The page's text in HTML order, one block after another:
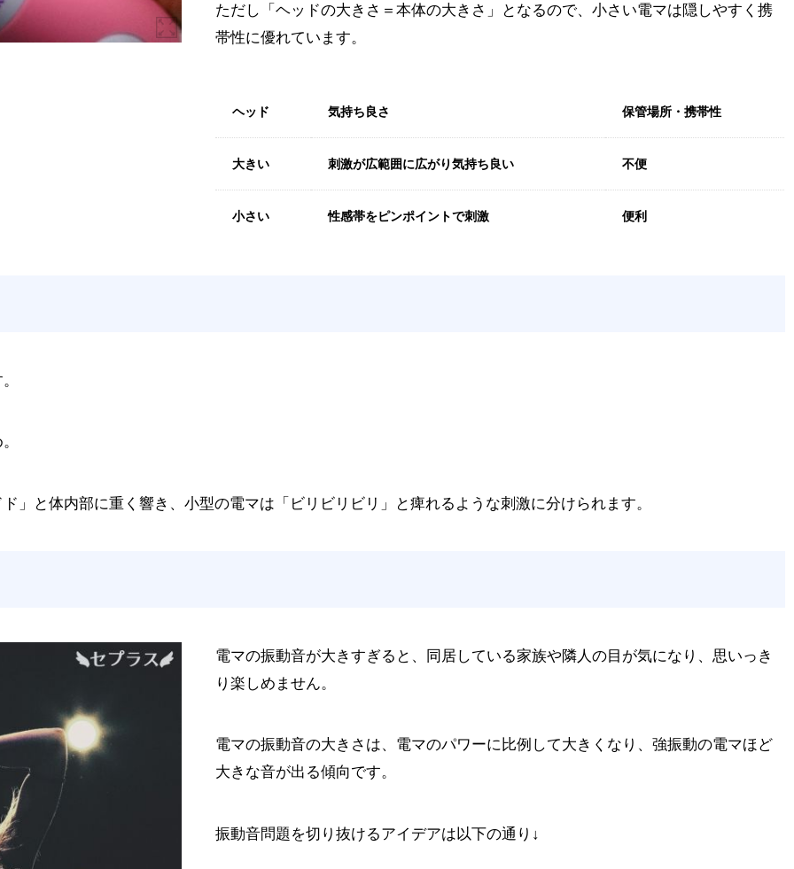
ただし「ヘッドの大きさ＝本体の大きさ」となるので、小さい電マは隠しやすく携
帯性に優れています。
ヘッド 気持ち良さ 保管場所・携帯性
大きい 刺激が広範囲に広がり気持ち良い 不便
小さい 性感帯をピンポイントで刺激 便利
」と体内部に重く響き、小型の電マは「ビリビリビリ」と痺れるような刺激に分けられます。
電マの振動音が大きすぎると、同居している家族や隣人の目が気になり、思いっき
り楽しめません。
電マの振動音の大きさは、電マのパワーに比例して大きくなり、強振動の電マほど
大きな音が出る傾向です。
振動音問題を切り抜けるアイデアは以下の通り↓